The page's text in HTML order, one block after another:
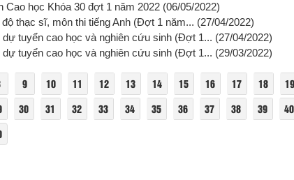
Cao học Khóa 30 đợt 1 năm 2022 (06/05/2022)
thạc sĩ, môn thi tiếng Anh (Đợt 1 năm... (27/04/2022)
tuyển cao học và nghiên cứu sinh (Đợt 1... (27/04/2022)
tuyển cao học và nghiên cứu sinh (Đợt 1... (29/03/2022)
9 10 11 12 13 14 15 16 17 18 19
30 31 32 33 34 35 36 37 38 39 40